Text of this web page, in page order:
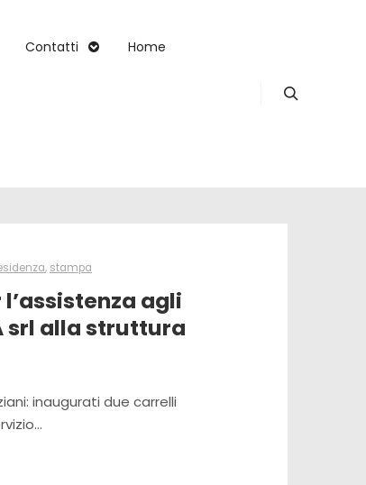
Contatti Home
, stampa
agli
srl alla struttura
inaugurati due carrelli